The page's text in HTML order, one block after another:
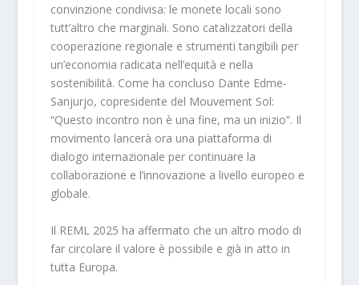
convinzione condivisa: le monete locali sono
tutt’altro che marginali. Sono catalizzatori della
cooperazione regionale e strumenti tangibili per
un’economia radicata nell’equità e nella
sostenibilità. Come ha concluso Dante Edme-
Sanjurjo, copresidente del Mouvement Sol:
“Questo incontro non è una fine, ma un inizio”. Il
movimento lancerà ora una piattaforma di
dialogo internazionale per continuare la
collaborazione e l’innovazione a livello europeo e
globale.
Il REML 2025 ha affermato che un altro modo di
far circolare il valore è possibile e già in atto in
tutta Europa.